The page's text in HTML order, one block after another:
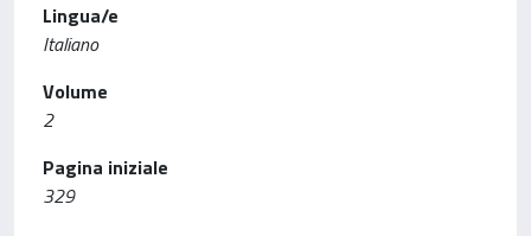
Lingua/e
Italiano
Volume
2
Pagina iniziale
329